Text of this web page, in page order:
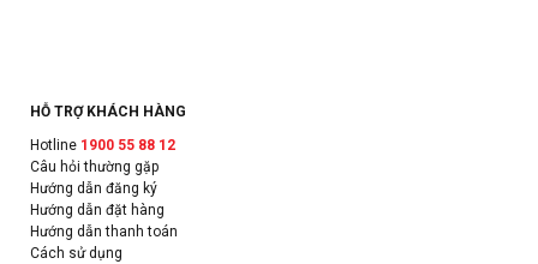
HỖ TRỢ KHÁCH HÀNG
Hotline 1900 55 88 12
Câu hỏi thường gặp
Hướng dẫn đăng ký
Hướng dẫn đặt hàng
Hướng dẫn thanh toán
Cách sử dụng